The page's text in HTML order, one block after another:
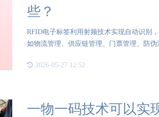
些？
RFID电子标签利用射频技术实现自动识别
如物流管理、供应链管理、门票管理、防
2026-05-27 12:52
一物一码技术可以实